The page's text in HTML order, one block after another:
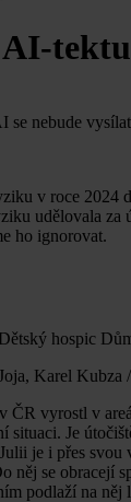
AI-
se nebude
v roce 2024
udělovala
ho ignorovat.
hospic
Karel
ČR vyrostl v
situaci. Je
je i přes svou
něj se obracejí
podlaží na